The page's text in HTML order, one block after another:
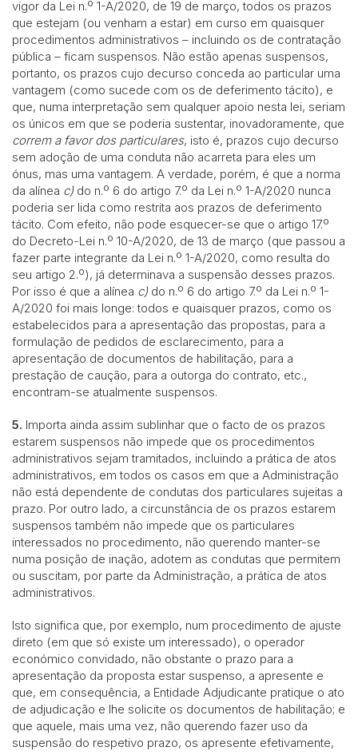
vigor da Lei n.º 1-A/2020, de 19 de março, todos os prazos
que estejam (ou venham a estar) em curso em quaisquer
procedimentos administrativos – incluindo os de contratação
pública – ficam suspensos. Não estão apenas suspensos,
portanto, os prazos cujo decurso conceda ao particular uma
vantagem (como sucede com os de deferimento tácito), e
que, numa interpretação sem qualquer apoio nesta lei, seriam
os únicos em que se poderia sustentar, inovadoramente, que
correm a favor dos particulares, isto é, prazos cujo decurso
sem adoção de uma conduta não acarreta para eles um
ónus, mas uma vantagem. A verdade, porém, é que a norma
da alínea c) do n.º 6 do artigo 7.º da Lei n.º 1-A/2020 nunca
poderia ser lida como restrita aos prazos de deferimento
tácito. Com efeito, não pode esquecer-se que o artigo 17.º
do Decreto-Lei n.º 10-A/2020, de 13 de março (que passou a
fazer parte integrante da Lei n.º 1-A/2020, como resulta do
seu artigo 2.º), já determinava a suspensão desses prazos.
Por isso é que a alínea c) do n.º 6 do artigo 7.º da Lei n.º 1-
A/2020 foi mais longe: todos e quaisquer prazos, como os
estabelecidos para a apresentação das propostas, para a
formulação de pedidos de esclarecimento, para a
apresentação de documentos de habilitação, para a
prestação de caução, para a outorga do contrato, etc.,
encontram-se atualmente suspensos.
5. Importa ainda assim sublinhar que o facto de os prazos
estarem suspensos não impede que os procedimentos
administrativos sejam tramitados, incluindo a prática de atos
administrativos, em todos os casos em que a Administração
não está dependente de condutas dos particulares sujeitas a
prazo. Por outro lado, a circunstância de os prazos estarem
suspensos também não impede que os particulares
interessados no procedimento, não querendo manter-se
numa posição de inação, adotem as condutas que permitem
ou suscitam, por parte da Administração, a prática de atos
administrativos.
Isto significa que, por exemplo, num procedimento de ajuste
direto (em que só existe um interessado), o operador
económico convidado, não obstante o prazo para a
apresentação da proposta estar suspenso, a apresente e
que, em consequência, a Entidade Adjudicante pratique o ato
de adjudicação e lhe solicite os documentos de habilitação; e
que aquele, mais uma vez, não querendo fazer uso da
suspensão do respetivo prazo, os apresente efetivamente,